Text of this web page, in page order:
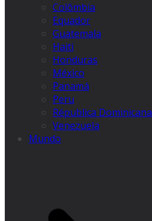
Colômbia
Equador
Guatemala
Haiti
Honduras
México
Panamá
Peru
Républica Dominicana
Venezuela
Mundo